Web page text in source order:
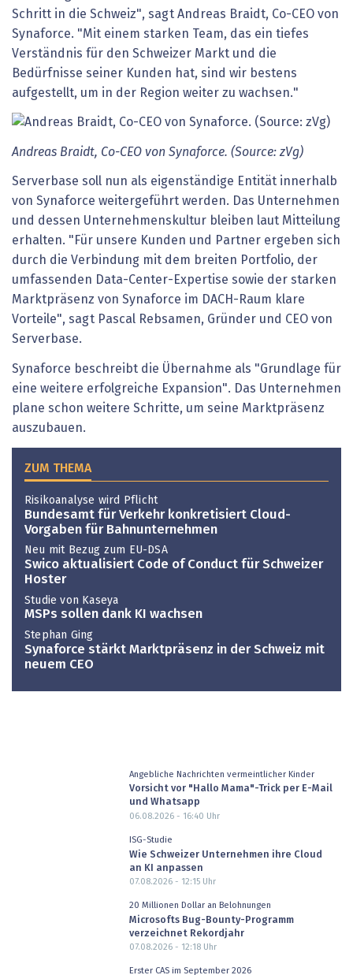
Schritt in die Schweiz", sagt Andreas Braidt, Co-CEO von
Synaforce. "Mit einem starken Team, das ein tiefes
Verständnis für den Schweizer Markt und die
Bedürfnisse seiner Kunden hat, sind wir bestens
aufgestellt, um in der Region weiter zu wachsen."
Andreas Braidt, Co-CEO von Synaforce. (Source: zVg)
Serverbase soll nun als eigenständige Entität innerhalb
von Synaforce weitergeführt werden. Das Unternehmen
und dessen Unternehmenskultur bleiben laut Mitteilung
erhalten. "Für unsere Kunden und Partner ergeben sich
durch die Verbindung mit dem breiten Portfolio, der
umfassenden Data-Center-Expertise sowie der starken
Marktpräsenz von Synaforce im DACH-Raum klare
Vorteile", sagt Pascal Rebsamen, Gründer und CEO von
Serverbase.
Synaforce beschreibt die Übernahme als "Grundlage für
eine weitere erfolgreiche Expansion". Das Unternehmen
plane schon weitere Schritte, um seine Marktpräsenz
auszubauen.
ZUM THEMA
Risikoanalyse wird Pflicht
Bundesamt für Verkehr konkretisiert Cloud-
Vorgaben für Bahnunternehmen
Neu mit Bezug zum EU-DSA
Swico aktualisiert Code of Conduct für Schweizer
Hoster
Studie von Kaseya
MSPs sollen dank KI wachsen
Stephan Ging
Synaforce stärkt Marktpräsenz in der Schweiz mit
neuem CEO
Angebliche Nachrichten vermeintlicher Kinder
Vorsicht vor "Hallo Mama"-Trick per E-Mail
und Whatsapp
06.08.2026 - 16:40 Uhr
ISG-Studie
Wie Schweizer Unternehmen ihre Cloud
an KI anpassen
07.08.2026 - 12:15Uhr
20 Millionen Dollar an Belohnungen
Microsofts Bug-Bounty-Programm
verzeichnet Rekordjahr
07.08.2026 - 12:18Uhr
Erster CAS im September 2026